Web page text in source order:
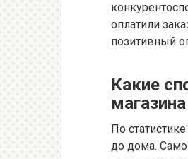
оплатили
позитивный
Какие
магазина
По
до дома.